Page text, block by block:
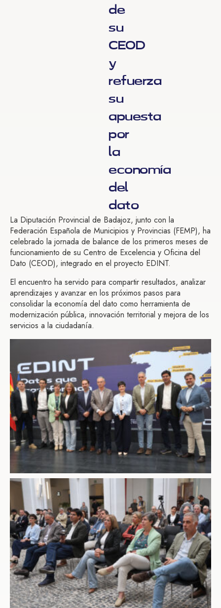
de
su
CEOD
y
refuerza
su
apuesta
por
la
economía
del
dato
La Diputación Provincial de Badajoz, junto con la
Federación Española de Municipios y Provincias (FEMP), ha
celebrado la jornada de balance de los primeros meses de
funcionamiento de su Centro de Excelencia y Oficina del
Dato (CEOD), integrado en el proyecto EDINT.
El encuentro ha servido para compartir resultados, analizar
aprendizajes y avanzar en los próximos pasos para
consolidar la economía del dato como herramienta de
modernización pública, innovación territorial y mejora de los
servicios a la ciudadanía.